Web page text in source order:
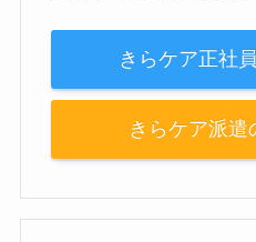
きらケア正社
きらケア派遣